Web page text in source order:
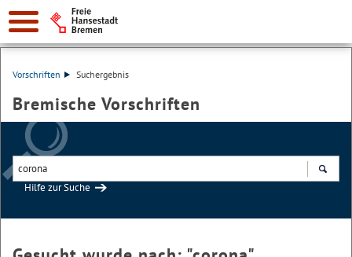
Vorschriften Suchergebnis
Bremische Vorschriften
Hilfe zur Suche